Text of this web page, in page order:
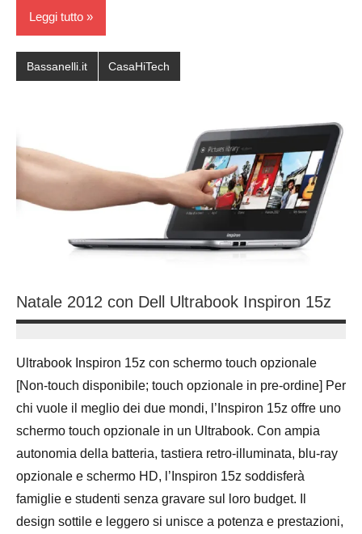
corso…
Leggi tutto
Bassanelli.it CasaHiTech
Natale 2012 con Dell Ultrabook Inspiron 15z
Agosto
2015
Bassanelli
Ultrabook Inspiron 15z con schermo touch opzionale
[Non-touch disponibile; touch opzionale in pre-ordine] Per
chi vuole il meglio dei due mondi, l’Inspiron 15z offre uno
schermo touch opzionale in un Ultrabook. Con ampia
autonomia della batteria, tastiera retro-illuminata, blu-ray
opzionale e schermo HD, l’Inspiron 15z soddisferà
famiglie e studenti senza gravare sul loro budget. Il
design sottile e leggero si unisce a potenza e prestazioni,